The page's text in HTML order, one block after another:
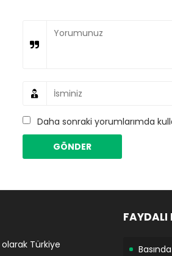
Daha sonraki yorumlarımda
Türkiye
FAYDALI